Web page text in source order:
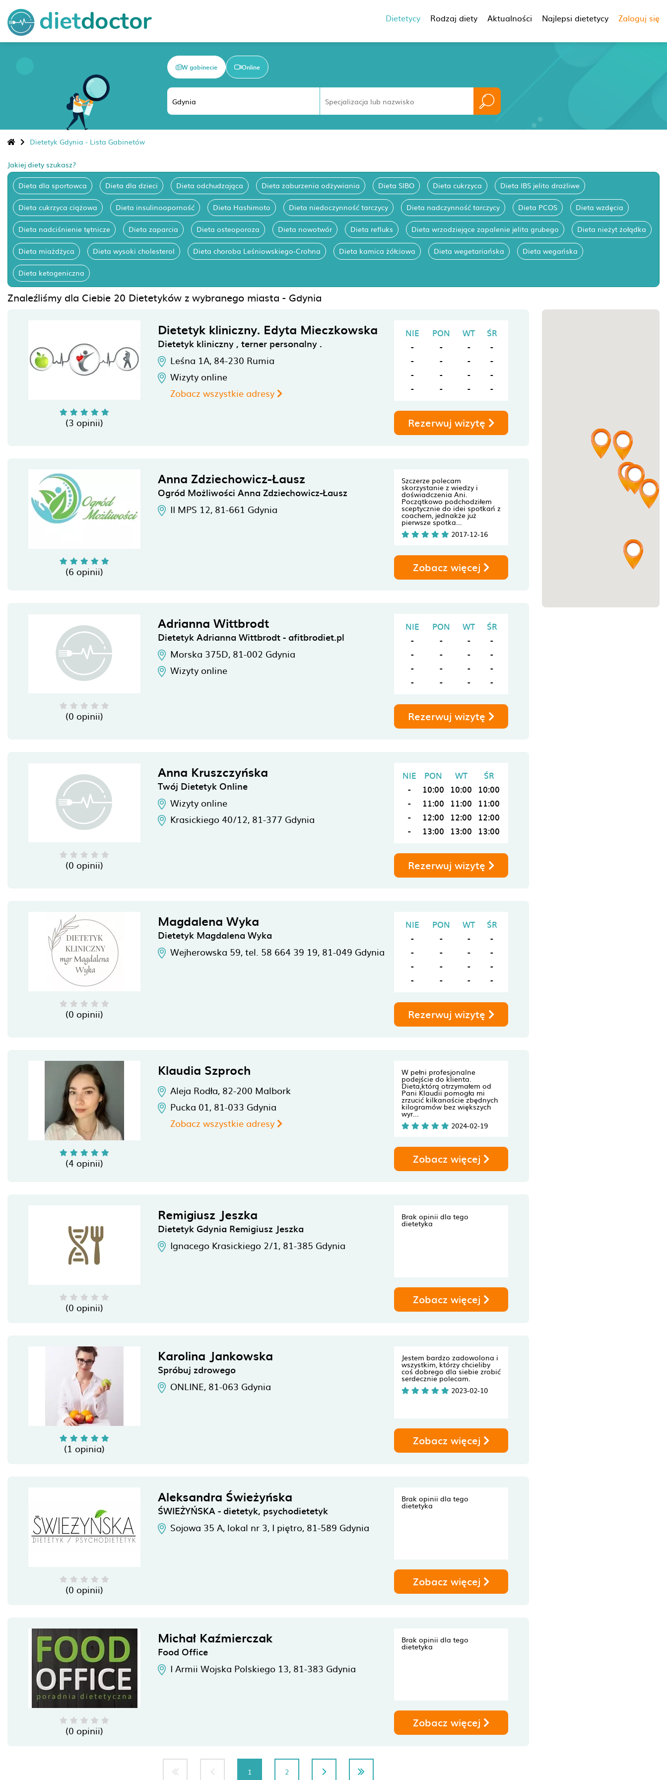
Dietetycy Rodzaj diety Aktualności Najlepsi dietetycy Zaloguj się
W gabinecie Online
Dietetyk Gdynia - Lista Gabinetów
Jakiej diety szukasz?
Dieta dla sportowca Dieta dla dzieci Dieta odchudzająca Dieta zaburzenia odżywiania Dieta SIBO Dieta cukrzyca Dieta IBS jelito drażliwe
Dieta cukrzyca ciążowa Dieta insulinooporność Dieta Hashimoto Dieta niedoczynność tarczycy Dieta nadczynność tarczycy Dieta PCOS Dieta wzdęcia
Dieta nadciśnienie tętnicze Dieta zaparcia Dieta osteoporoza Dieta nowotwór Dieta refluks Dieta wrzodziejące zapalenie jelita grubego Dieta nieżyt żołądka
Dieta miażdżyca Dieta wysoki cholesterol Dieta choroba Leśniowskiego-Crohna Dieta kamica żółciowa Dieta wegetariańska Dieta wegańska
Dieta ketogeniczna
Znaleźliśmy dla Ciebie 20 Dietetyków z wybranego miasta - Gdynia
(3 opinii)
Dietetyk kliniczny. Edyta Mieczkowska
Dietetyk kliniczny , terner personalny .
Leśna 1A, 84-230 Rumia
Wizyty online
Zobacz wszystkie adresy
NIE PON WT
ŚR
-
- -
-
-
- -
-
-
- -
-
-
- - -
Rezerwuj wizytę
(6 opinii)
Anna Zdziechowicz-Łausz
Ogród Możliwości Anna Zdziechowicz-Łausz
II MPS 12, 81-661 Gdynia
Szczerze polecam
skorzystanie z wiedzy i
doświadczenia Ani.
Początkowo podchodziłem
sceptycznie do idei spotkań z
coachem, jednakże już
pierwsze spotka...
2017-12-16
Zobacz więcej
(0 opinii)
Adrianna Wittbrodt
Dietetyk Adrianna Wittbrodt - afitbrodiet.pl
Morska 375D, 81-002 Gdynia
Wizyty online
NIE PON WT
ŚR
-
- -
-
-
- -
-
-
- -
-
-
- - -
Rezerwuj wizytę
(0 opinii)
Anna Kruszczyńska
Twój Dietetyk Online
Wizyty online
Krasickiego 40/12, 81-377 Gdynia
NIE PON WT
ŚR
-
10:00 10:00
10:00
-
11:00 11:00
11:00
-
12:00 12:00
12:00
-
13:00 13:00 13:00
Rezerwuj wizytę
(0 opinii)
Magdalena Wyka
Dietetyk Magdalena Wyka
Wejherowska 59, tel. 58 664 39 19, 81-049 Gdynia
NIE PON WT
ŚR
-
- -
-
-
- -
-
-
- -
-
-
- - -
Rezerwuj wizytę
(4 opinii)
Klaudia Szproch
Aleja Rodła, 82-200 Malbork
Pucka 01, 81-033 Gdynia
Zobacz wszystkie adresy
W pełni profesjonalne
podejście do klienta.
Dieta,którą otrzymałem od
Pani Klaudii pomogła mi
zrzucić kilkanaście zbędnych
kilogramów bez większych
wyr...
2024-02-19
Zobacz więcej
(0 opinii)
Remigiusz Jeszka
Dietetyk Gdynia Remigiusz Jeszka
Ignacego Krasickiego 2/1, 81-385 Gdynia
Brak opinii dla tego
dietetyka
Zobacz więcej
(1 opinia)
Karolina Jankowska
Spróbuj zdrowego
ONLINE, 81-063 Gdynia
Jestem bardzo zadowolona i
wszystkim, którzy chcieliby
coś dobrego dla siebie zrobić
serdecznie polecam.
2023-02-10
Zobacz więcej
(0 opinii)
Aleksandra Świeżyńska
ŚWIEŻYŃSKA - dietetyk, psychodietetyk
Sojowa 35 A, lokal nr 3, I piętro, 81-589 Gdynia
Brak opinii dla tego
dietetyka
Zobacz więcej
(0 opinii)
Michał Kaźmierczak
Food Office
I Armii Wojska Polskiego 13, 81-383 Gdynia
Brak opinii dla tego
dietetyka
Zobacz więcej
1 2